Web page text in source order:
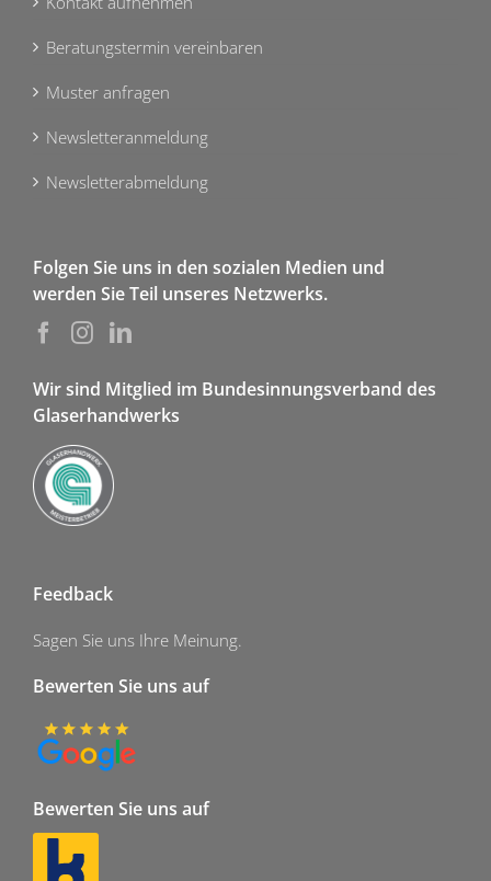
Beratungstermin vereinbaren
Muster anfragen
Newsletteranmeldung
Newsletterabmeldung
Folgen Sie uns in den sozialen Medien und
werden Sie Teil unseres Netzwerks.
Wir sind Mitglied im Bundesinnungsverband des
Glaserhandwerks
Feedback
Sagen Sie uns Ihre Meinung.
Bewerten Sie uns auf
Bewerten Sie uns auf